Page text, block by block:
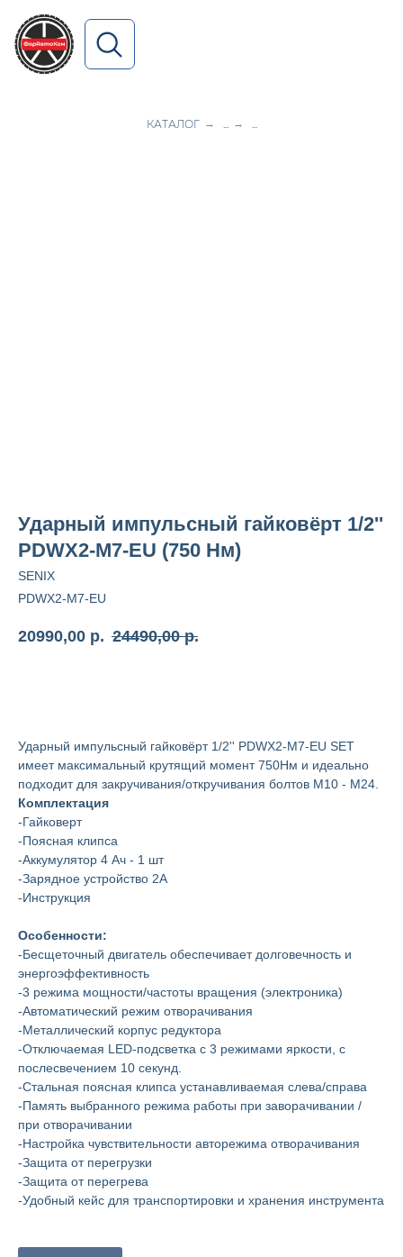
КАТАЛОГ → ... → ...
Ударный импульсный гайковёрт 1/2''
PDWX2-M7-EU (750 Нм)
SENIX
PDWX2-M7-EU
20990,00 р. 24490,00 р.
Ударный импульсный гайковёрт 1/2'' PDWX2-M7-EU SET
имеет максимальный крутящий момент 750Нм и идеально
подходит для закручивания/откручивания болтов М10 - М24.
Комплектация
-Гайковерт
-Поясная клипса
-Аккумулятор 4 Ач - 1 шт
-Зарядное устройство 2А
-Инструкция
Особенности:
-Бесщеточный двигатель обеспечивает долговечность и
энергоэффективность
-3 режима мощности/частоты вращения (электроника)
-Автоматический режим отворачивания
-Металлический корпус редуктора
-Отключаемая LED-подсветка с 3 режимами яркости, с
послесвечением 10 секунд.
-Стальная поясная клипса устанавливаемая слева/справа
-Память выбранного режима работы при заворачивании /
при отворачивании
-Настройка чувствительности авторежима отворачивания
-Защита от перегрузки
-Защита от перегрева
-Удобный кейс для транспортировки и хранения инструмента